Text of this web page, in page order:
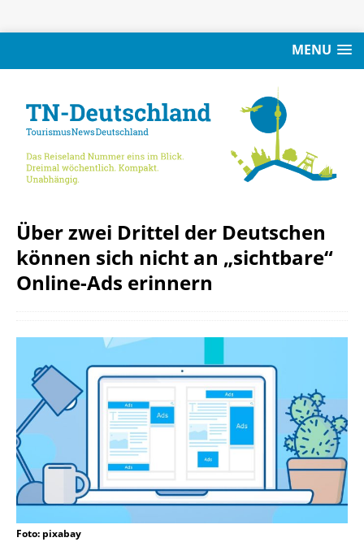
MENU
Über zwei Drittel der Deutschen
können sich nicht an „sichtbare“
Online-Ads erinnern
Foto: pixabay